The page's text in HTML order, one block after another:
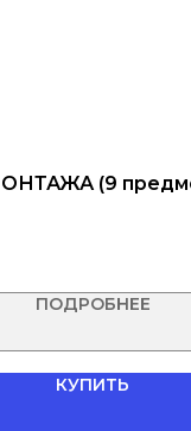
(9
ПОДРОБНЕЕ
КУПИТЬ